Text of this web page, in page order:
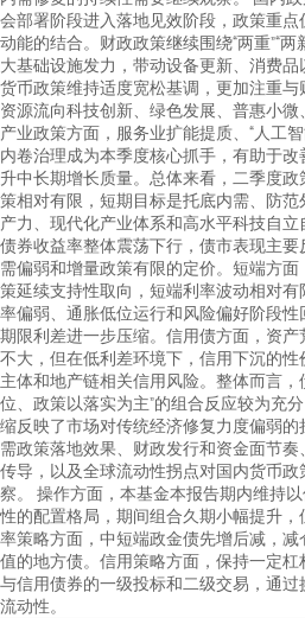
会部署阶段进入落地见效阶段，政策重
动能的结合。财政政策继续围绕“两重”“
大基础设施发力，带动设备更新、消费品
货币政策维持适度宽松基调，更加注重
资源流向科技创新、绿色发展、普惠小微
产业政策方面，服务业扩能提质、“人工
内卷治理成为本季度核心抓手，有助于
升中长期增长质量。总体来看，二季度
策相对有限，短期目标是托底内需、防
产力、现代化产业体系和高水平科技自立
债券收益率整体震荡下行，债市表现主
需偏弱和增量政策有限的定价。短端方
策延续支持性取向，短端利率波动相对
率偏弱、通胀低位运行和风险偏好阶段性
期限利差进一步压缩。信用债方面，资
不大，但在低利差环境下，信用下沉的
主体和地产链相关信用风险。整体而言
位、政策以落实为主”的组合反应较为充
缩反映了市场对传统经济修复力度偏弱
需政策落地效果、财政发行和资金面节奏
传导，以及全球流动性拐点对国内货币
察。 操作方面，本基金本报告期内维持
性的配置格局，期间组合久期小幅提升
率策略方面，中短端政金债先增后减，
值的地方债。信用策略方面，保持一定
与信用债券的一级投标和二级交易，通
流动性。